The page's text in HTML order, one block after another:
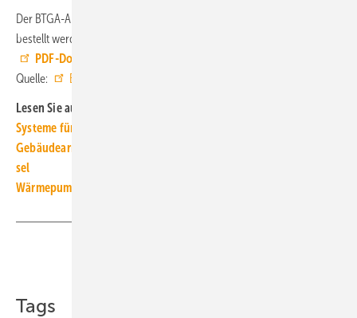
Der BTGA-Almanach 2026 ist kostenfrei erhältlich und kann per E-Mail
bestellt werden:
PDF-Download
Quelle:
BTGA
Lesen Sie auch:
Systeme für die TGA+E: naht­los, kos­ten­güns­tig, CE-kon­form
Gebäudearmaturen: Trend­wen­de nur mit po­li­ti­schem Kurs­wech­
sel
Wärmepumpen­strom-/Gas­preis-Baro­meter 2026-03
Tags